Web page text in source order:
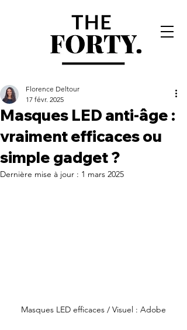
Masques LED anti-âge :
vraiment efficaces ou
simple gadget ?
Florence Deltour
17 févr. 2025
Dernière mise à jour : 1 mars 2025
Masques LED efficaces / Visuel : Adobe